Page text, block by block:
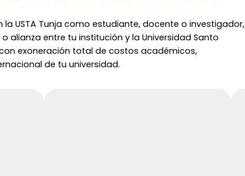
USTA Tunja como estudiante, docente o investigador,
alianza entre tu institución y la Universidad Santo
exoneración total de costos académicos,
de tu universidad.